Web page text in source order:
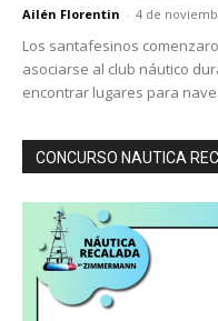
Ailén Florentin - 4 de
Los santafesinos
asociarse al club náutico
encontrar lugares para
CONCURSO NAUTICA